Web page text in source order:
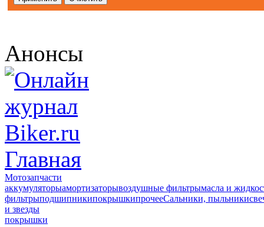
Анонсы
Главная
Мотозапчасти
аккумуляторыамортизаторывоздушные фильтрымасла и
фильтрыподшипникипокрышкипрочееСальники, пыльники
и звезды
покрышки